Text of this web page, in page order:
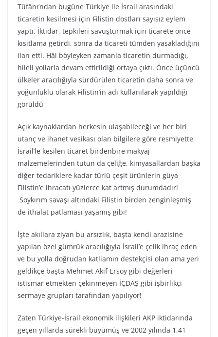
Tûfânı’ndan bugüne Türkiye ile İsrail arasındaki
ticaretin kesilmesi için Filistin dostları sayısız eylem
yaptı. İktidar, tepkileri savuşturmak için ticarete önce
kısıtlama getirdi, sonra da ticareti tümden yasakladığını
ilan etti. Hâl böyleyken zamanla ticaretin durmadığı,
hileli yollarla devam ettirildiği ortaya çıktı. Önce üçüncü
ülkeler aracılığıyla sürdürülen ticaretin daha sonra ve
yoğunluklu olarak Filistin’in adı kullanılarak yapıldığı
görüldü
Açık kaynaklardan herkesin ulaşabileceği ve her biri
utanç ve ihanet vesikası olan bilgilere göre resmiyette
İsrail’le kesilen ticaret birdenbire makyaj
malzemelerinden tutun da çeliğe, kimyasallardan başka
diğer tedariklere kadar türlü çeşit ürünlerin güya
Filistin’e ihracatı yüzlerce kat artmış durumdadır!
Soykırım savaşı altındaki Filistin birden zenginleşmiş
de ithalat patlaması yaşamış gibi!
İşte akıllara ziyan bu arsızlık, başta kendi arazisine
yapılan özel gümrük aracılığıyla İsrail’e çelik ihraç eden
ve bu yolla doğrudan katliamın destekçisi olan ama yeri
geldikçe başta Mehmet Akif Ersoy gibi değerleri
istismar etmekten çekinmeyen İÇDAŞ gibi işbirlikçi
sermaye grupları tarafından yapılıyor!
Zaten Türkiye-İsrail ekonomik ilişkileri AKP iktidarında
geçen yıllarda sürekli büyümüş ve 2002 yılında 1,41